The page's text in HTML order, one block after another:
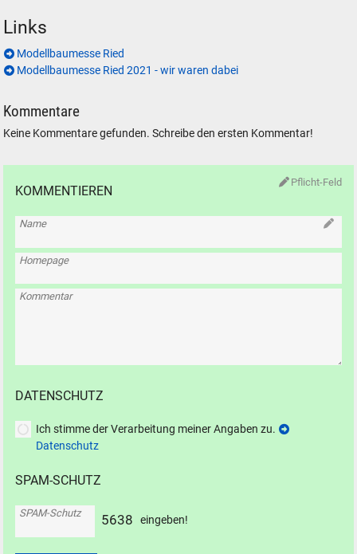
Links
Modellbaumesse Ried
Modellbaumesse Ried 2021 - wir waren dabei
Kommentare
Keine Kommentare gefunden. Schreibe den ersten Kommentar!
Pflicht-Feld
KOMMENTIEREN
Name
Homepage
Kommentar
DATENSCHUTZ
Ich stimme der Verarbeitung meiner Angaben zu.
Datenschutz
SPAM-SCHUTZ
SPAM-Schutz 5638 eingeben!